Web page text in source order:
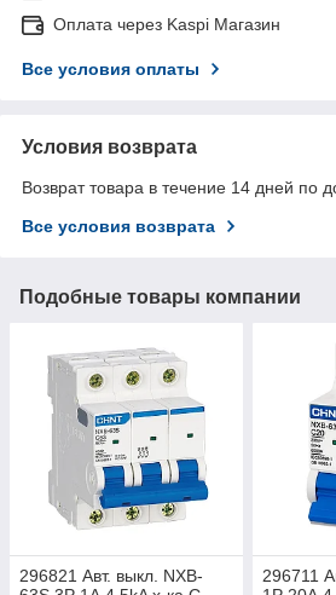
Оплата через Kaspi Магазин
Все условия оплаты
Условия возврата
Возврат товара в течение 14 дней по
Все условия возврата
Подобные товары компании
296821 Авт. выкл. NXB-
296711